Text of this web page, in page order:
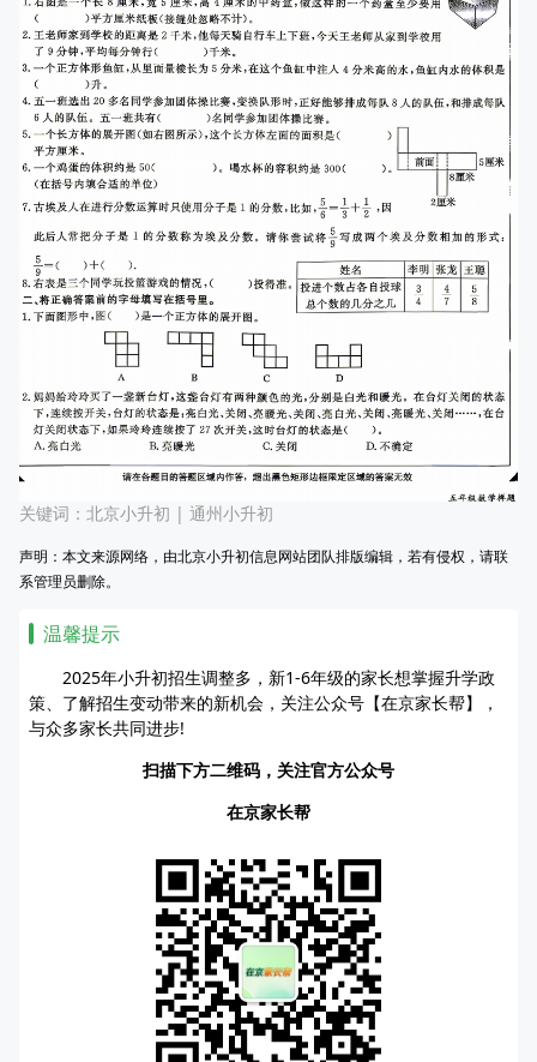
关键词： 北京小升初 | 通州小升初
声明：本文来源网络，由北京小升初信息网站团队排版编辑，若有侵权，请联
系管理员删除。
温馨提示
2025年小升初招生调整多，新1-6年级的家长想掌握升学政
策、了解招生变动带来的新机会，关注公众号【在京家长帮】，
与众多家长共同进步!
扫描下方二维码，关注官方公众号
在京家长帮